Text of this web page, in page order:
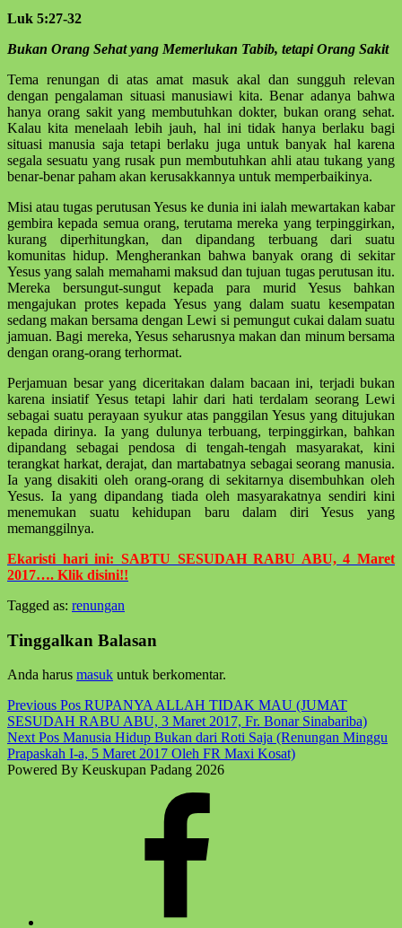
Luk 5:27-32
Bukan Orang Sehat yang Memerlukan Tabib, tetapi Orang Sakit
Tema renungan di atas amat masuk akal dan sungguh relevan
dengan pengalaman situasi manusiawi kita. Benar adanya bahwa
hanya orang sakit yang membutuhkan dokter, bukan orang sehat.
Kalau kita menelaah lebih jauh, hal ini tidak hanya berlaku bagi
situasi manusia saja tetapi berlaku juga untuk banyak hal karena
segala sesuatu yang rusak pun membutuhkan ahli atau tukang yang
benar-benar paham akan kerusakkannya untuk memperbaikinya.
Misi atau tugas perutusan Yesus ke dunia ini ialah mewartakan kabar
gembira kepada semua orang, terutama mereka yang terpinggirkan,
kurang diperhitungkan, dan dipandang terbuang dari suatu
komunitas hidup. Mengherankan bahwa banyak orang di sekitar
Yesus yang salah memahami maksud dan tujuan tugas perutusan itu.
Mereka bersungut-sungut kepada para murid Yesus bahkan
mengajukan protes kepada Yesus yang dalam suatu kesempatan
sedang makan bersama dengan Lewi si pemungut cukai dalam suatu
jamuan. Bagi mereka, Yesus seharusnya makan dan minum bersama
dengan orang-orang terhormat.
Perjamuan besar yang diceritakan dalam bacaan ini, terjadi bukan
karena insiatif Yesus tetapi lahir dari hati terdalam seorang Lewi
sebagai suatu perayaan syukur atas panggilan Yesus yang ditujukan
kepada dirinya. Ia yang dulunya terbuang, terpinggirkan, bahkan
dipandang sebagai pendosa di tengah-tengah masyarakat, kini
terangkat harkat, derajat, dan martabatnya sebagai seorang manusia.
Ia yang disakiti oleh orang-orang di sekitarnya disembuhkan oleh
Yesus. Ia yang dipandang tiada oleh masyarakatnya sendiri kini
menemukan suatu kehidupan baru dalam diri Yesus yang
memanggilnya.
Ekaristi hari ini: SABTU SESUDAH RABU ABU, 4 Maret
2017…. Klik disini!!
Tagged as: renungan
back
main
Tinggalkan Balasan
Anda harus masuk untuk berkomentar.
Post
navigation
Previous Pos RUPANYA ALLAH TIDAK MAU (JUMAT
SESUDAH RABU ABU, 3 Maret 2017, Fr. Bonar Sinabariba)
Next Pos Manusia Hidup Bukan dari Roti Saja (Renungan Minggu
Prapaskah I-a, 5 Maret 2017 Oleh FR Maxi Kosat)
Powered By Keuskupan Padang 2026